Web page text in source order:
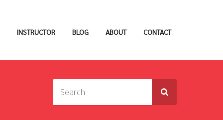
INSTRUCTOR BLOG ABOUT CONTACT